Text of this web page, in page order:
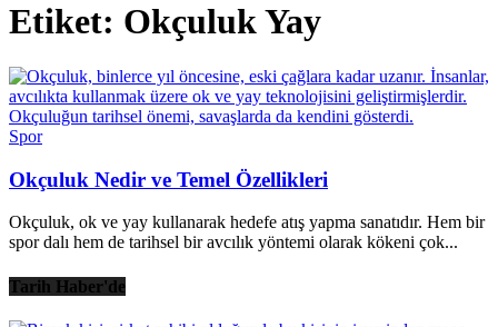
Etiket: Okçuluk Yay
Spor
Okçuluk Nedir ve Temel Özellikleri
Okçuluk, ok ve yay kullanarak hedefe atış yapma sanatıdır. Hem bir
spor dalı hem de tarihsel bir avcılık yöntemi olarak kökeni çok...
Tarih Haber'de